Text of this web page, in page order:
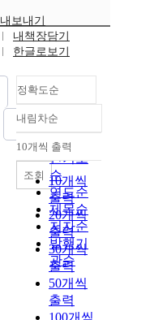
내보내기
내책장담기
한글로보기
정확도순
정확도
순
인기도
순
연도순
제목순
저자순
발행기
관순
내림차순
내림차순
10개씩 출력
10개씩
출력
20개씩
출력
30개씩
출력
50개씩
출력
조회